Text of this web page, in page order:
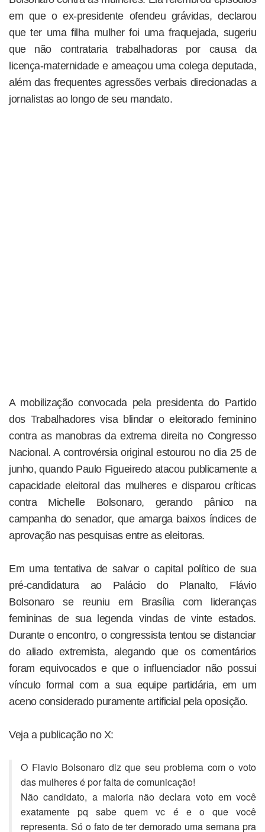
em que o ex-presidente ofendeu grávidas, declarou
que ter uma filha mulher foi uma fraquejada, sugeriu
que não contrataria trabalhadoras por causa da
licença-maternidade e ameaçou uma colega deputada,
além das frequentes agressões verbais direcionadas a
jornalistas ao longo de seu mandato.
A mobilização convocada pela presidenta do Partido
dos Trabalhadores visa blindar o eleitorado feminino
contra as manobras da extrema direita no Congresso
Nacional. A controvérsia original estourou no dia 25 de
junho, quando Paulo Figueiredo atacou publicamente a
capacidade eleitoral das mulheres e disparou críticas
contra Michelle Bolsonaro, gerando pânico na
campanha do senador, que amarga baixos índices de
aprovação nas pesquisas entre as eleitoras.
Em uma tentativa de salvar o capital político de sua
pré-candidatura ao Palácio do Planalto, Flávio
Bolsonaro se reuniu em Brasília com lideranças
femininas de sua legenda vindas de vinte estados.
Durante o encontro, o congressista tentou se distanciar
do aliado extremista, alegando que os comentários
foram equivocados e que o influenciador não possui
vínculo formal com a sua equipe partidária, em um
aceno considerado puramente artificial pela oposição.
Veja a publicação no X:
O Flavio Bolsonaro diz que seu problema com o voto
das mulheres é por falta de comunicação!
Não candidato, a maioria não declara voto em você
exatamente pq sabe quem vc é e o que você
representa. Só o fato de ter demorado uma semana pra